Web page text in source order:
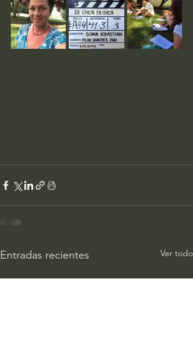
Entradas recientes Ver todo